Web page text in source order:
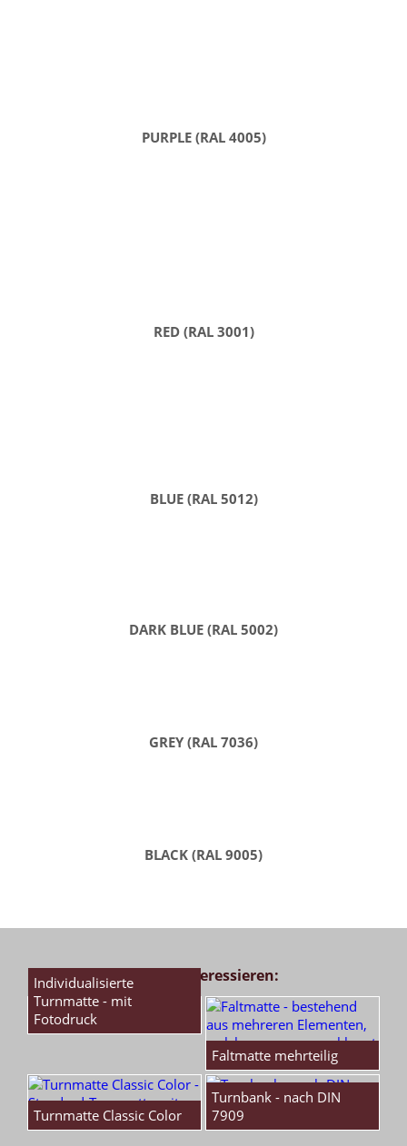
PURPLE (RAL 4005)
RED (RAL 3001)
BLUE (RAL 5012)
DARK BLUE (RAL 5002)
GREY (RAL 7036)
BLACK (RAL 9005)
Das könnte Sie auch interessieren:
Individualisierte
Turnmatte - mit
Fotodruck
Faltmatte mehrteilig
Turnmatte Classic Color
Turnbank - nach DIN
7909